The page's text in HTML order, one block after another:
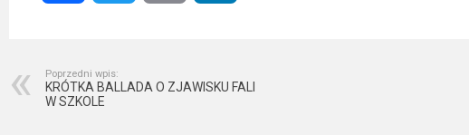
Poprzedni wpis:
KRÓTKA BALLADA O ZJAWISKU FALI
W SZKOLE